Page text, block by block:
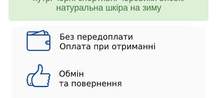
натуральна шкіра на зиму